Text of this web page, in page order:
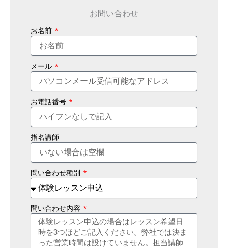
お問い合わせ
お名前
メール
お電話番号
指名講師
問い合わせ種別
問い合わせ内容